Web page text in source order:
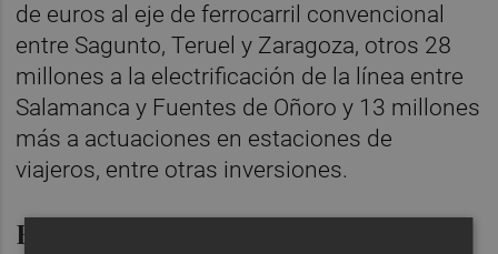
de euros al eje de ferrocarril convencional
entre Sagunto, Teruel y Zaragoza, otros 28
millones a la electrificación de la línea entre
Salamanca y Fuentes de Oñoro y 13 millones
más a actuaciones en estaciones de
viajeros, entre otras inversiones.
Financiación europea